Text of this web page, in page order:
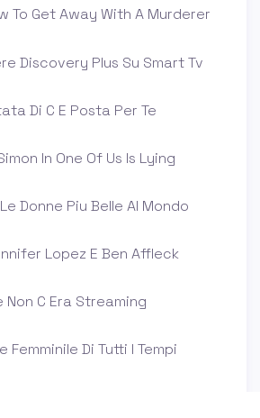
To Get Away With A Murderer
Discovery Plus Su Smart Tv
Di C E Posta Per Te
In One Of Us Is Lying
Donne Piu Belle Al Mondo
Lopez E Ben Affleck
Non C Era Streaming
Femminile Di Tutti I Tempi